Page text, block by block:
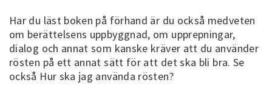
Har du läst boken på förhand är du också medveten
om berättelsens uppbyggnad, om upprepningar,
dialog och annat som kanske kräver att du använder
rösten på ett annat sätt för att det ska bli bra. Se
också Hur ska jag använda rösten?